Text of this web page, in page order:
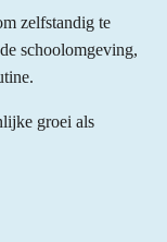
zelfstandig te
schoolomgeving,
groei als